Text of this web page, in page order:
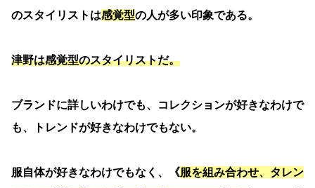
のスタイリストは感覚型の人が多い印象である。
津野は感覚型のスタイリストだ。
ブランドに詳しいわけでも、コレクションが好きなわけで
も、トレンドが好きなわけでもない。
服自体が好きなわけでもなく、《服を組み合わせ、タレン